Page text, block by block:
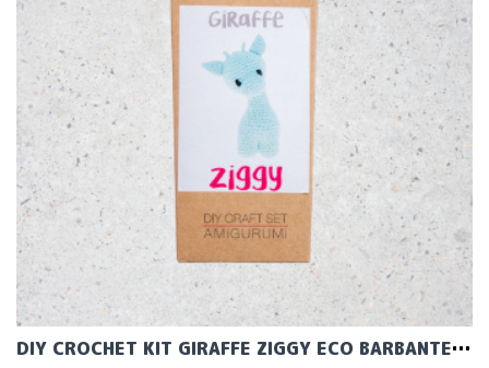
DIY CROCHET KIT GIRAFFE ZIGGY ECO BARBANTE SPRING